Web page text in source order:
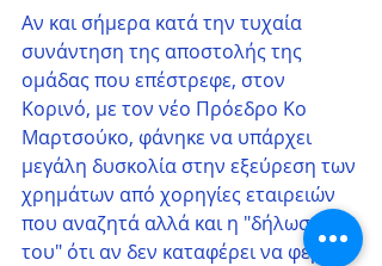
Αν και σήμερα κατά την τυχαία
συνάντηση της αποστολής της
ομάδας που επέστρεφε, στον
Κορινό, με τον νέο Πρόεδρο Κο
Μαρτσούκο, φάνηκε να υπάρχει
μεγάλη δυσκολία στην εξεύρεση των
χρημάτων από χορηγίες εταιρειών
που αναζητά αλλά και η "δήλωση
του" ότι αν δεν καταφέρει να φέρει